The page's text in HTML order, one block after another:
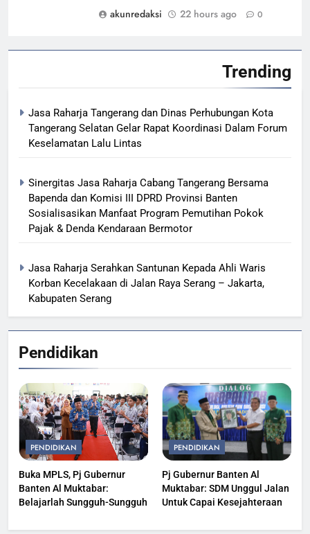
akunredaksi
22 hours ago 0
Trending
Jasa Raharja Tangerang dan Dinas Perhubungan Kota
Tangerang Selatan Gelar Rapat Koordinasi Dalam Forum
Keselamatan Lalu Lintas
Sinergitas Jasa Raharja Cabang Tangerang Bersama
Bapenda dan Komisi III DPRD Provinsi Banten
Sosialisasikan Manfaat Program Pemutihan Pokok
Pajak & Denda Kendaraan Bermotor
Jasa Raharja Serahkan Santunan Kepada Ahli Waris
Korban Kecelakaan di Jalan Raya Serang – Jakarta,
Kabupaten Serang
Pendidikan
PENDIDIKAN
Buka MPLS, Pj Gubernur
Banten Al Muktabar:
Belajarlah Sungguh-Sungguh
PENDIDIKAN
Pj Gubernur Banten Al
Muktabar: SDM Unggul Jalan
Untuk Capai Kesejahteraan